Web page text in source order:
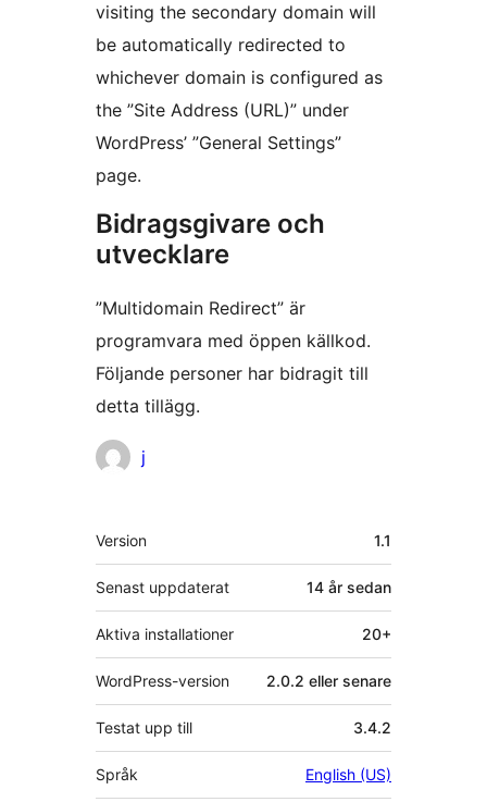
visiting the secondary domain will
be automatically redirected to
whichever domain is configured as
the ”Site Address (URL)” under
WordPress’ ”General Settings”
page.
Bidragsgivare och
utvecklare
”Multidomain Redirect” är
programvara med öppen källkod.
Följande personer har bidragit till
detta tillägg.
Bidragande
j
Meta
Version 1.1
Senast uppdaterat 14 år sedan
Aktiva installationer 20+
WordPress-version 2.0.2 eller senare
Testat upp till 3.4.2
Språk English (US)